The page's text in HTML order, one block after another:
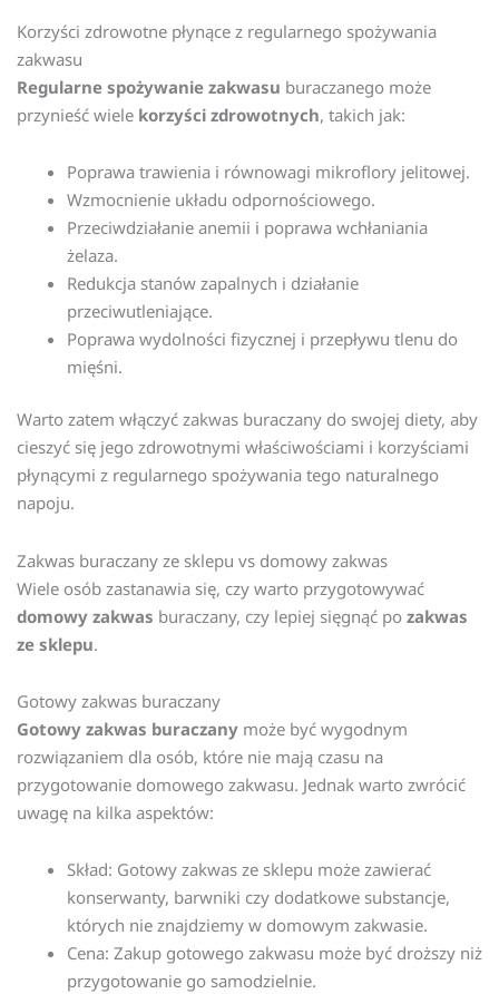
Korzyści zdrowotne płynące z regularnego spożywania
zakwasu
Regularne spożywanie zakwasu buraczanego może
przynieść wiele korzyści zdrowotnych, takich jak:
Poprawa trawienia i równowagi mikroflory jelitowej.
Wzmocnienie układu odpornościowego.
Przeciwdziałanie anemii i poprawa wchłaniania
żelaza.
Redukcja stanów zapalnych i działanie
przeciwutleniające.
Poprawa wydolności fizycznej i przepływu tlenu do
mięśni.
Warto zatem włączyć zakwas buraczany do swojej diety, aby
cieszyć się jego zdrowotnymi właściwościami i korzyściami
płynącymi z regularnego spożywania tego naturalnego
napoju.
Zakwas buraczany ze sklepu vs domowy zakwas
Wiele osób zastanawia się, czy warto przygotowywać
domowy zakwas buraczany, czy lepiej sięgnąć po zakwas
ze sklepu.
Gotowy zakwas buraczany
Gotowy zakwas buraczany może być wygodnym
rozwiązaniem dla osób, które nie mają czasu na
przygotowanie domowego zakwasu. Jednak warto zwrócić
uwagę na kilka aspektów:
Skład: Gotowy zakwas ze sklepu może zawierać
konserwanty, barwniki czy dodatkowe substancje,
których nie znajdziemy w domowym zakwasie.
Cena: Zakup gotowego zakwasu może być droższy niż
przygotowanie go samodzielnie.